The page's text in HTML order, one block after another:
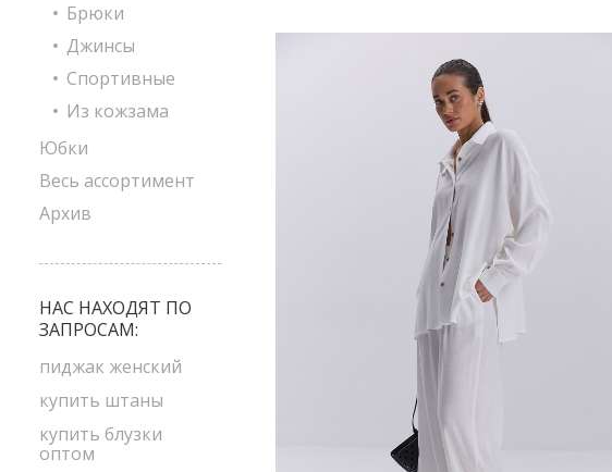
Брюки
Джинсы
Спортивные
Из кожзама
Юбки
Весь ассортимент
Архив
НАС НАХОДЯТ ПО
ЗАПРОСАМ:
пиджак женский
купить штаны
купить блузки
оптом